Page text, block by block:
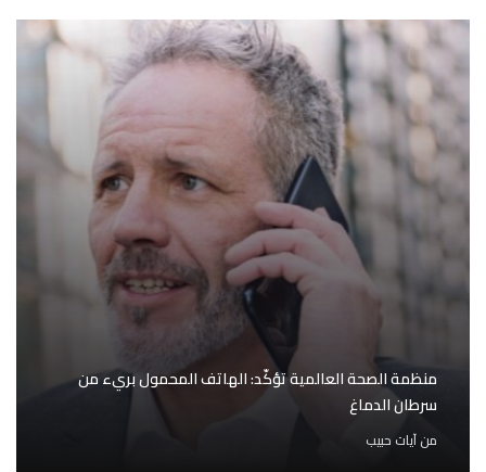
منظمة الصحة العالمية تؤكّد: الهاتف المحمول بريء من
سرطان الدماغ
منآيات حبيب